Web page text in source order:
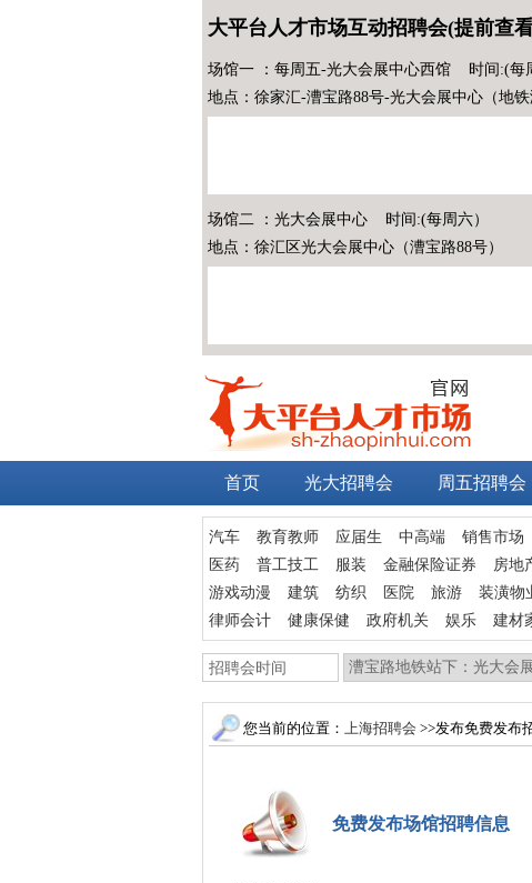
大平台人才市场互动招聘会(提前查
场馆一 ：每周五-光大会展中心西馆 时间:(每
地点：徐家汇-漕宝路88号-光大会展中心（地铁
场馆二 ：光大会展中心 时间:(每周六）
地点：徐汇区光大会展中心（漕宝路88号）
首页 光大招聘会 周五招聘会
汽车 教育教师 应届生 中高端 销售市场
医药
普工技工 服装 金融保险证券 房地
游戏动漫
建筑 纺织 医院 旅游 装潢物
律师会计
健康保健 政府机关 娱乐 建材
您当前的位置： 上海招聘会 >>发布免费发布
免费发布场馆招聘信息